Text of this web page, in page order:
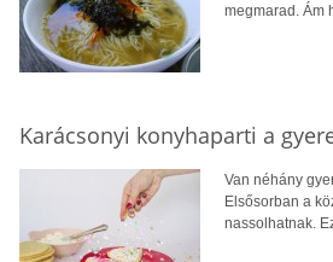
megmarad. Ám
Karácsonyi konyhaparti a
Van néhány
Elsősorban a
nassolhatnak.